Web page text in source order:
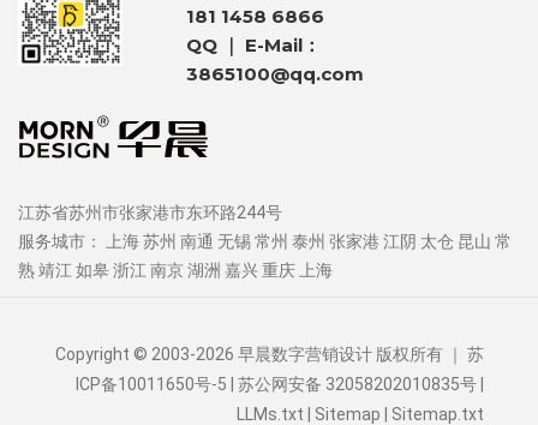
181 1458 6866
QQ ｜ E-Mail：
3865100@qq.com
江苏省苏州市张家港市东环路244号
服务城市：
上海苏州 南通 无锡常州 泰州 张家港 江阴 太仓 昆山 常
熟靖江 如皋浙江 南京湖洲 嘉兴重庆 上海
Copyright © 2003-2026 早晨数字营销设计 版权所有 ｜ 苏
ICP备10011650号-5 | 苏公网安备 32058202010835号 |
LLMs.txt
Sitemap Sitemap.txt